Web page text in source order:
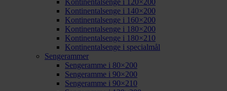
Kontinentalsenge i 120×200
Kontinentalsenge i 140×200
Kontinentalsenge i 160×200
Kontinentalsenge i 180×200
Kontinentalsenge i 180×210
Kontinentalsenge i specialmål
Sengerammer
Sengeramme i 80×200
Sengeramme i 90×200
Sengeramme i 90×210